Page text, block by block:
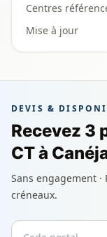
Centres
Mise à jour
DEVIS &
Recevez 3
CT à
Sans engagement
créneaux.
Code postal
Email